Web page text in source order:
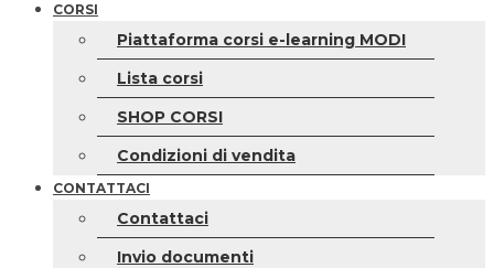
CORSI
Piattaforma corsi e-learning MODI
Lista corsi
SHOP CORSI
Condizioni di vendita
CONTATTACI
Contattaci
Invio documenti